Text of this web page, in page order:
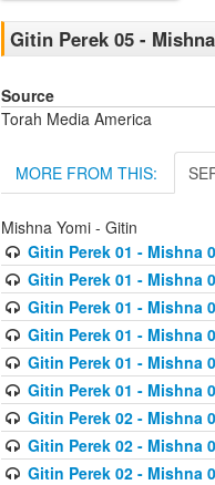
Gitin Perek 05 -
Source
Torah Media America
MORE FROM THIS:
Mishna Yomi - Gitin
Gitin Perek 01 - Mishna
Gitin Perek 01 - Mishna
Gitin Perek 01 - Mishna
Gitin Perek 01 - Mishna
Gitin Perek 01 - Mishna
Gitin Perek 01 - Mishna
Gitin Perek 02 - Mishna
Gitin Perek 02 - Mishna
Gitin Perek 02 - Mishna